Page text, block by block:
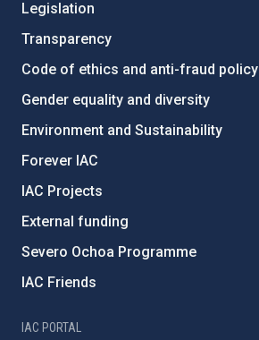
Legislation
Transparency
Code of ethics and anti-fraud policy
Gender equality and diversity
Environment and Sustainability
Forever IAC
IAC Projects
External funding
Severo Ochoa Programme
IAC Friends
IAC PORTAL